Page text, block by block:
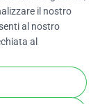
il nostro
al nostro
al